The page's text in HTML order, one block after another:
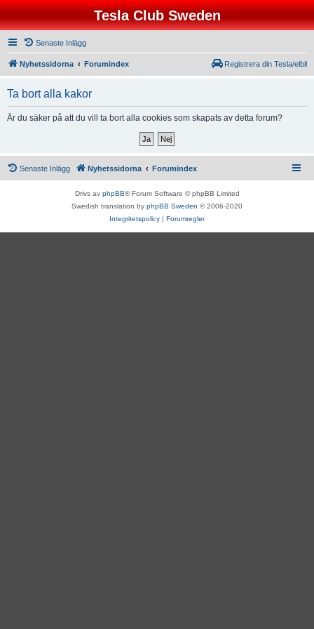
Tesla Club Sweden
Senaste Inlägg
Nyhetssidorna Forumindex Registrera din Tesla/elbil
Ta bort alla kakor
Är du säker på att du vill ta bort alla cookies som skapats av detta forum?
Senaste Inlägg Nyhetssidorna Forumindex
Drivs av phpBB® Forum Software © phpBB Limited
Swedish translation by phpBB Sweden © 2006-2020
Integritetspolicy | Forumregler